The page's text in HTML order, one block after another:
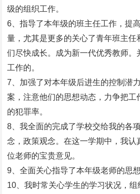
级的组织工作。
6、指导了本年级的班主任工作，提
量，尤其是更多的关心了青年班主任
们尽快成长。成为新一代优秀教师。
工作的。
7、加强了对本年级后进生的控制潜
案，注意他们的思想动态，力争把工
的犯罪率。
8、我全面的完成了学校交给我的各
念，政策观念。在这一学期中，我认
位老师的宝贵意见。
9、全面关心指导了本年级老师的思
10、我时常关心学生的学习状况，组